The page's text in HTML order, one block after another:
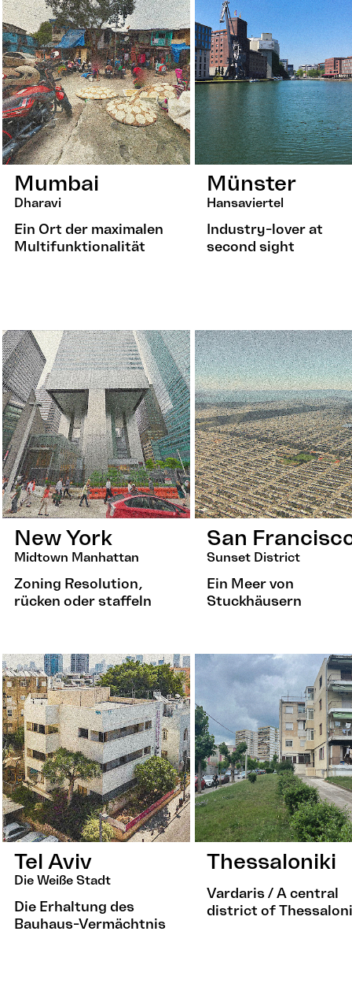
Mumbai
Dharavi
Ein Ort der maximalen
Multifunktionalität
Münster
Hansaviertel
Industry-lover at
second sight
New York
Midtown Manhattan
Zoning Resolution,
rücken oder staffeln
San
Sunset District
Ein Meer von
Stuckhäusern
Tel Aviv
Die Weiße Stadt
Die Erhaltung des
Bauhaus-Vermächtnis
Thessaloniki
Vardaris / A central
district of